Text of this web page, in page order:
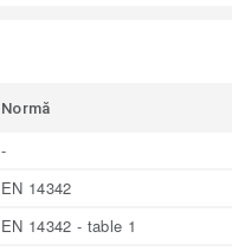
Normă
-
EN 14342
EN 14342 - table 1